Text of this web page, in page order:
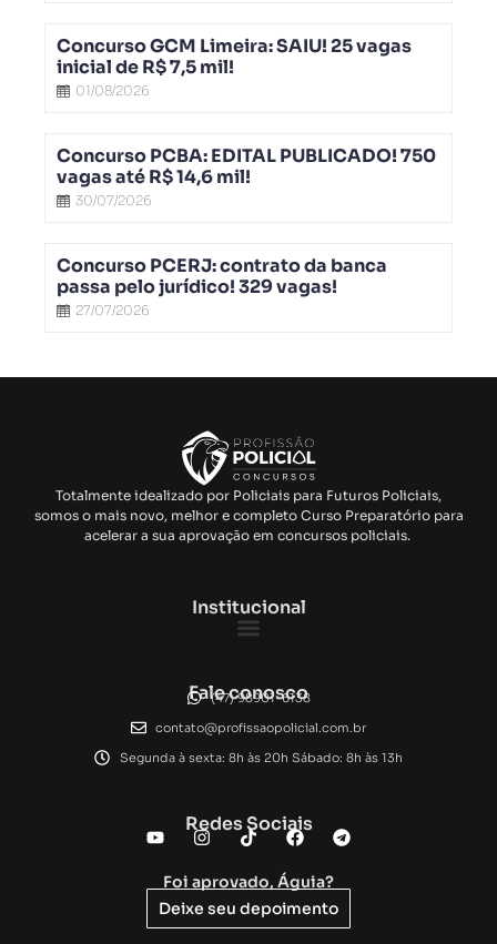
Concurso GCM Limeira: SAIU! 25 vagas
inicial de R$ 7,5 mil!
01/08/2026
Concurso PCBA: EDITAL PUBLICADO! 750
vagas até R$ 14,6 mil!
30/07/2026
Concurso PCERJ: contrato da banca
passa pelo jurídico! 329 vagas!
27/07/2026
Totalmente idealizado por Policiais para Futuros Policiais,
somos o mais novo, melhor e completo Curso Preparatório para
acelerar a sua aprovação em concursos policiais.
Institucional
Fale conosco
(47) 98901-6138
contato@profissaopolicial.com.br
Segunda à sexta: 8h às 20h Sábado: 8h às 13h
Redes Sociais
Foi aprovado, Águia?
Deixe seu depoimento